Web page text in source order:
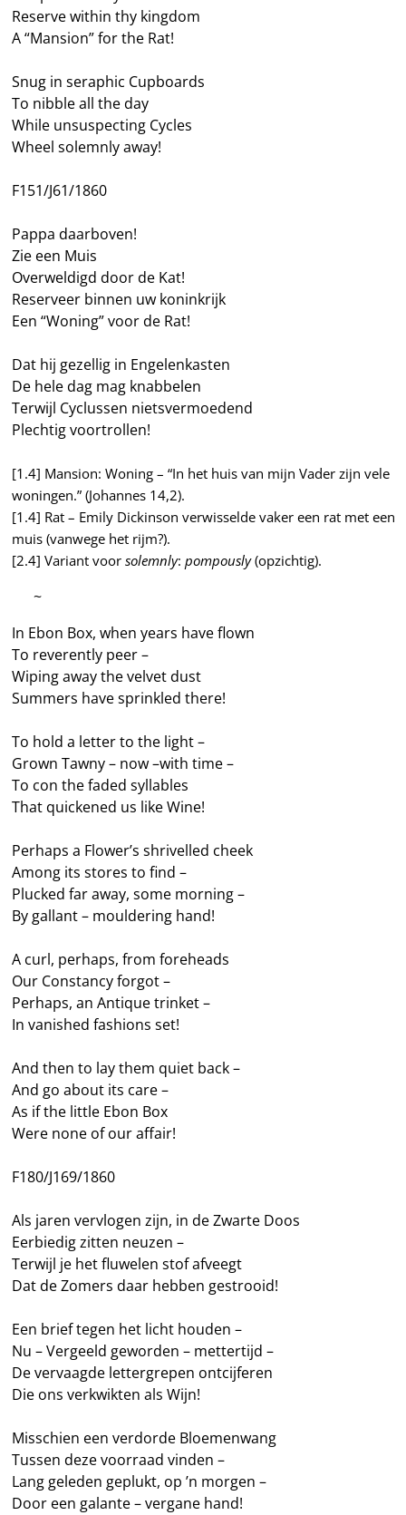
Reserve within thy kingdom
A “Mansion” for the Rat!
Snug in seraphic Cupboards
To nibble all the day
While unsuspecting Cycles
Wheel solemnly away!
F151/J61/1860
Pappa daarboven!
Zie een Muis
Overweldigd door de Kat!
Reserveer binnen uw koninkrijk
Een “Woning” voor de Rat!
Dat hij gezellig in Engelenkasten
De hele dag mag knabbelen
Terwijl Cyclussen nietsvermoedend
Plechtig voortrollen!
[1.4] Mansion: Woning – “In het huis van mijn Vader zijn vele
woningen.” (Johannes 14,2).
[1.4] Rat – Emily Dickinson verwisselde vaker een rat met een
muis (vanwege het rijm?).
[2.4] Variant voorsolemnly:pompously(opzichtig).
—–~
In Ebon Box, when years have flown
To reverently peer –
Wiping away the velvet dust
Summers have sprinkled there!
To hold a letter to the light –
Grown Tawny – now –with time –
To con the faded syllables
That quickened us like Wine!
Perhaps a Flower’s shrivelled cheek
Among its stores to find –
Plucked far away, some morning –
By gallant – mouldering hand!
A curl, perhaps, from foreheads
Our Constancy forgot –
Perhaps, an Antique trinket –
In vanished fashions set!
And then to lay them quiet back –
And go about its care –
As if the little Ebon Box
Were none of our affair!
F180/J169/1860
Als jaren vervlogen zijn, in de Zwarte Doos
Eerbiedig zitten neuzen –
Terwijl je het fluwelen stof afveegt
Dat de Zomers daar hebben gestrooid!
Een brief tegen het licht houden –
Nu – Vergeeld geworden – mettertijd –
De vervaagde lettergrepen ontcijferen
Die ons verkwikten als Wijn!
Misschien een verdorde Bloemenwang
Tussen deze voorraad vinden –
Lang geleden geplukt, op ’n morgen –
Door een galante – vergane hand!